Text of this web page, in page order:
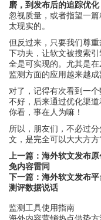
磨，到发布后的追踪优
忽视质量，或者指望一
太现实的。
但反过来，只要我们尊
下功夫，让软文被搜索
全是可实现的。尤其是
监测方面的应用越来越
对了，记得有次看到一
不好，后来通过优化渠道
你看，事在人为嘛！
所以，朋友们，不必过
文，是完全可以大大方方
上一篇： 海外软文发布
免内容雷同
下一篇： 海外软文发布
测评数据说话
监测工具使用指南